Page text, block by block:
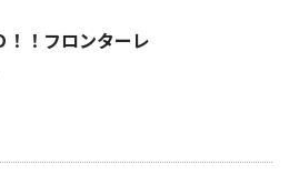
！！フロンターレ